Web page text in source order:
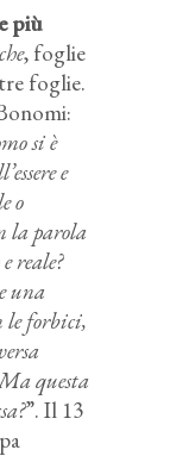
più
, foglie
foglie.
si è
e
o
la parola
reale?
una
le forbici,
questa
”. Il 13